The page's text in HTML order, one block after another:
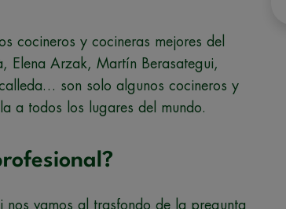
cocineros y cocineras mejores del
Elena Arzak, Martín Berasategui,
son solo algunos cocineros y
a todos los lugares del mundo.
nos vamos al trasfondo de la pregunta